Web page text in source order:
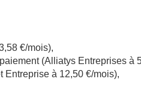
€/mois),
(Alliatys Entreprises à
Entreprise à 12,50 €/mois),